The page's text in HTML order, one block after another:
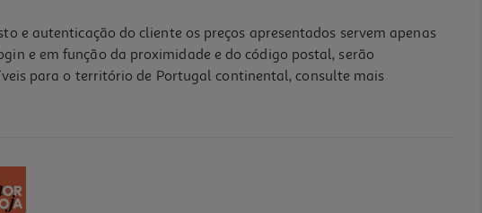
e autenticação do cliente os preços apresentados servem apenas
e em função da proximidade e do código postal, serão
para o território de Portugal continental, consulte mais